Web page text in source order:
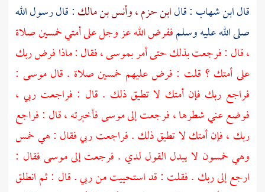
قالابن شهاب : قالابن حزم ،وأنس بن مالك: قال رسول الله
صلى الله عليه وسلمففرض الله عز وجل على أمتي خمسين صلاة
، قال : فرجعت بذلك حتى أمربموسى ،فقال : ماذا فرض ربك
على أمتك ؟ قلت : فرض عليهم خمسين صلاة . قالموسى :
فراجع ربك فإن أمتك لا تطيق ذلك . قال : فراجعت ربي ،
فوضع عني شطرها ، فرجعت إلىموسىفأخبرته ، قال : فراجع
ربك ، فإن أمتك لا تطيق ذلك . فراجعت ربي فقال : هي خمس
وهي خمسون لا يبدل القول لدي . فرجعت إلىموسىفقال :
ارجع إلى ربك . فقلت : قد استحييت من ربي . قال : ثم انطلق